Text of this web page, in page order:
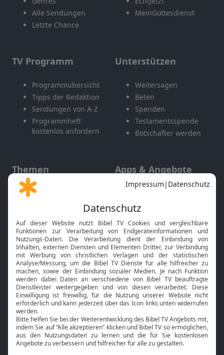
Alle Sendungen
Letzte Chance
MeinGottesdienst
TV Programm
Programmübersicht
Tipps der Redaktion
Sendungen von A-Z
Programmheft
kostenlos anfordern
Unterstützen
Weitersagen
Beten
Spenden
Testamentsspende
Botschafter werden
Themen
Gott und Bibel erklärt
Neuigkeiten
Apps & Angebote
Mobile App
Smart TV
HbbTV
Bibelthek Online-Bibel
Nächster Gottesdienst
Bibel TV
Über uns
Jobs
Service
Kontakt
TV-Empfang